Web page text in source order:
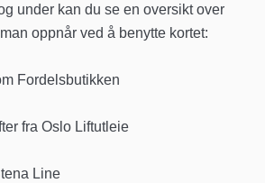
under kan du se en oversikt over
oppnår ved å benytte kortet:
Fordelsbutikken
fra Oslo Liftutleie
Line